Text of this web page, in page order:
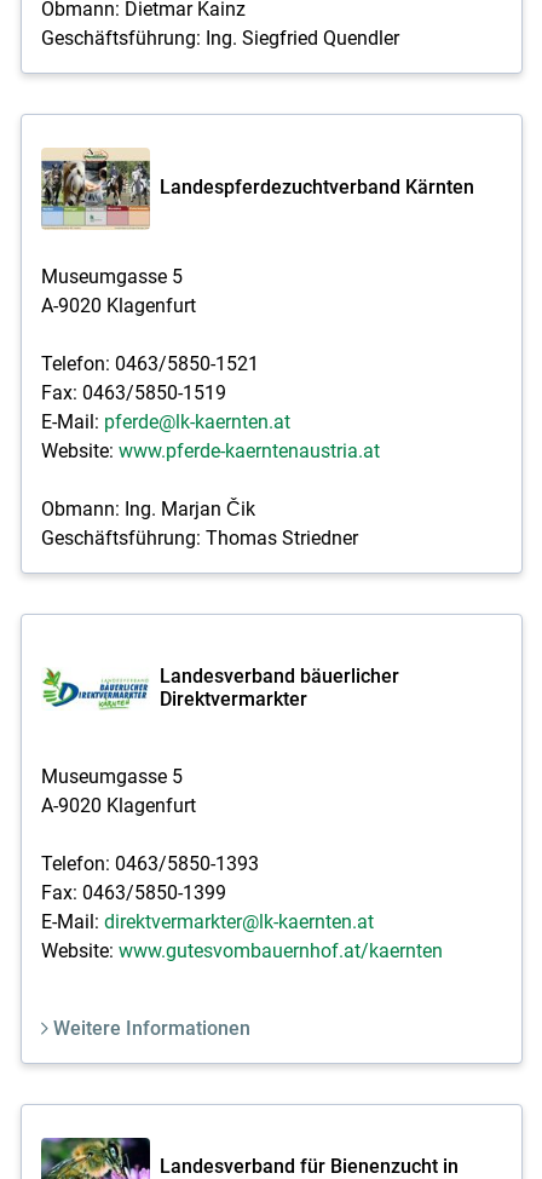
Obmann: Dietmar Kainz
Geschäftsführung: Ing. Siegfried Quendler
Landespferdezuchtverband Kärnten
Museumgasse 5
A-9020 Klagenfurt
Telefon: 0463/5850-1521
Fax: 0463/5850-1519
E-Mail: pferde@lk-kaernten.at
Website: www.pferde-kaerntenaustria.at
Obmann: Ing. Marjan Čik
Geschäftsführung: Thomas Striedner
Landesverband bäuerlicher
Direktvermarkter
Museumgasse 5
A-9020 Klagenfurt
Telefon: 0463/5850-1393
Fax: 0463/5850-1399
E-Mail: direktvermarkter@lk-kaernten.at
Website: www.gutesvombauernhof.at/kaernten
Weitere Informationen
Landesverband für Bienenzucht in